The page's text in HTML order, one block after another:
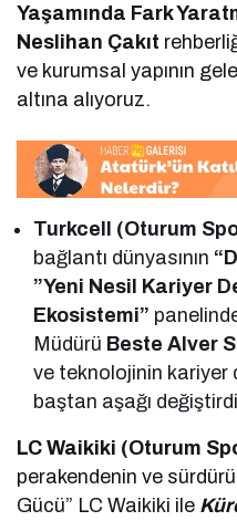
Yaşamında Fark
Neslihan Çakıt
ve kurumsal yapının
altına alıyoruz.
Turkcell (Oturum
bağlantı dünyasının
”Yeni Nesil Kariyer
Ekosistemi”
Müdürü Beste Alver
ve teknolojinin kariyer
baştan aşağı
LC Waikiki (Oturum
perakendenin ve
Gücü” LC Waikiki ile